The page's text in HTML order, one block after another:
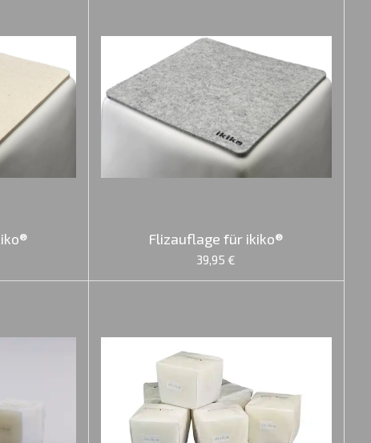
Flizauflage für ikiko®
39,95 €